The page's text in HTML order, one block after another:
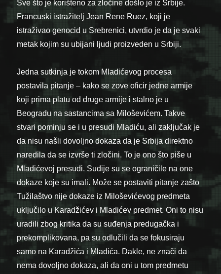
Sve što je korišteno za zločine došlo je iz Srbije.
Francuski istražitelj Jean Rene Ruez, koji je
istraživao genocid u Srebrenici, utvrdio je da je svaki
metak kojim su ubijani ljudi proizveden u Srbiji.
Jedna sutkinja je tokom Mladićevog procesa
postavila pitanje – kako se zove oficir jedne armije
koji prima platu od druge armije i stalno je u
Beogradu na sastancima sa Miloševićem. Takve
stvari pominju se i u presudi Mladiću, ali zaključak je
da nisu našli dovoljno dokaza da je Srbija direktno
naredila da se izvrše ti zločini. To je ono što piše u
Mladićevoj presudi. Sudije su se ograničile na one
dokaze koje su imali. Može se postaviti pitanje zašto
Tužilaštvo nije dokaze iz Miloševićevog predmeta
uključilo u Karadžićev i Mladićev predmet. Oni to nisu
uradili zbog kritika da su suđenja predugačka i
prekomplikovana, pa su odlučili da se fokusiraju
samo na Karadžića i Mladića. Dakle, ne znači da
nema dovoljno dokaza, ali da oni u tom predmetu